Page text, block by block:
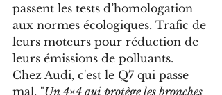
passent les tests d’homologation
aux normes écologiques. Trafic de
leurs moteurs pour réduction de
leurs émissions de polluants.
Chez Audi, c'est le Q7 qui passe
mal, "Un 4×4 qui protège les bronches